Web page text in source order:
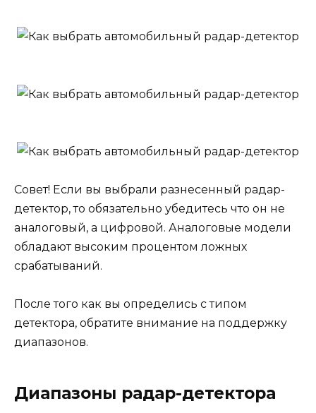
Совет! Если вы выбрали разнесенный радар-
детектор, то обязательно убедитесь что он не
аналоговый, а цифровой. Аналоговые модели
обладают высоким процентом ложных
срабатываний.
После того как вы определись с типом
детектора, обратите внимание на поддержку
диапазонов.
Диапазоны радар-детектора